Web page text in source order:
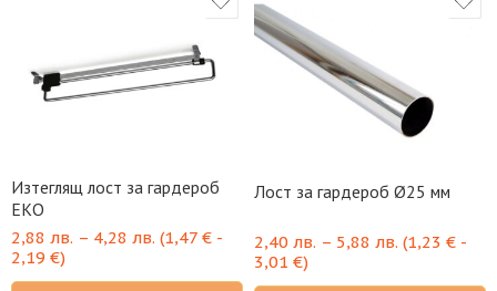
Изтеглящ лост за гардероб
ЕКО
2,88 лв. – 4,28 лв. (1,47 € -
2,19 €)
Лост за гардероб Ø25 мм
2,40 лв. – 5,88 лв. (1,23 € -
3,01 €)